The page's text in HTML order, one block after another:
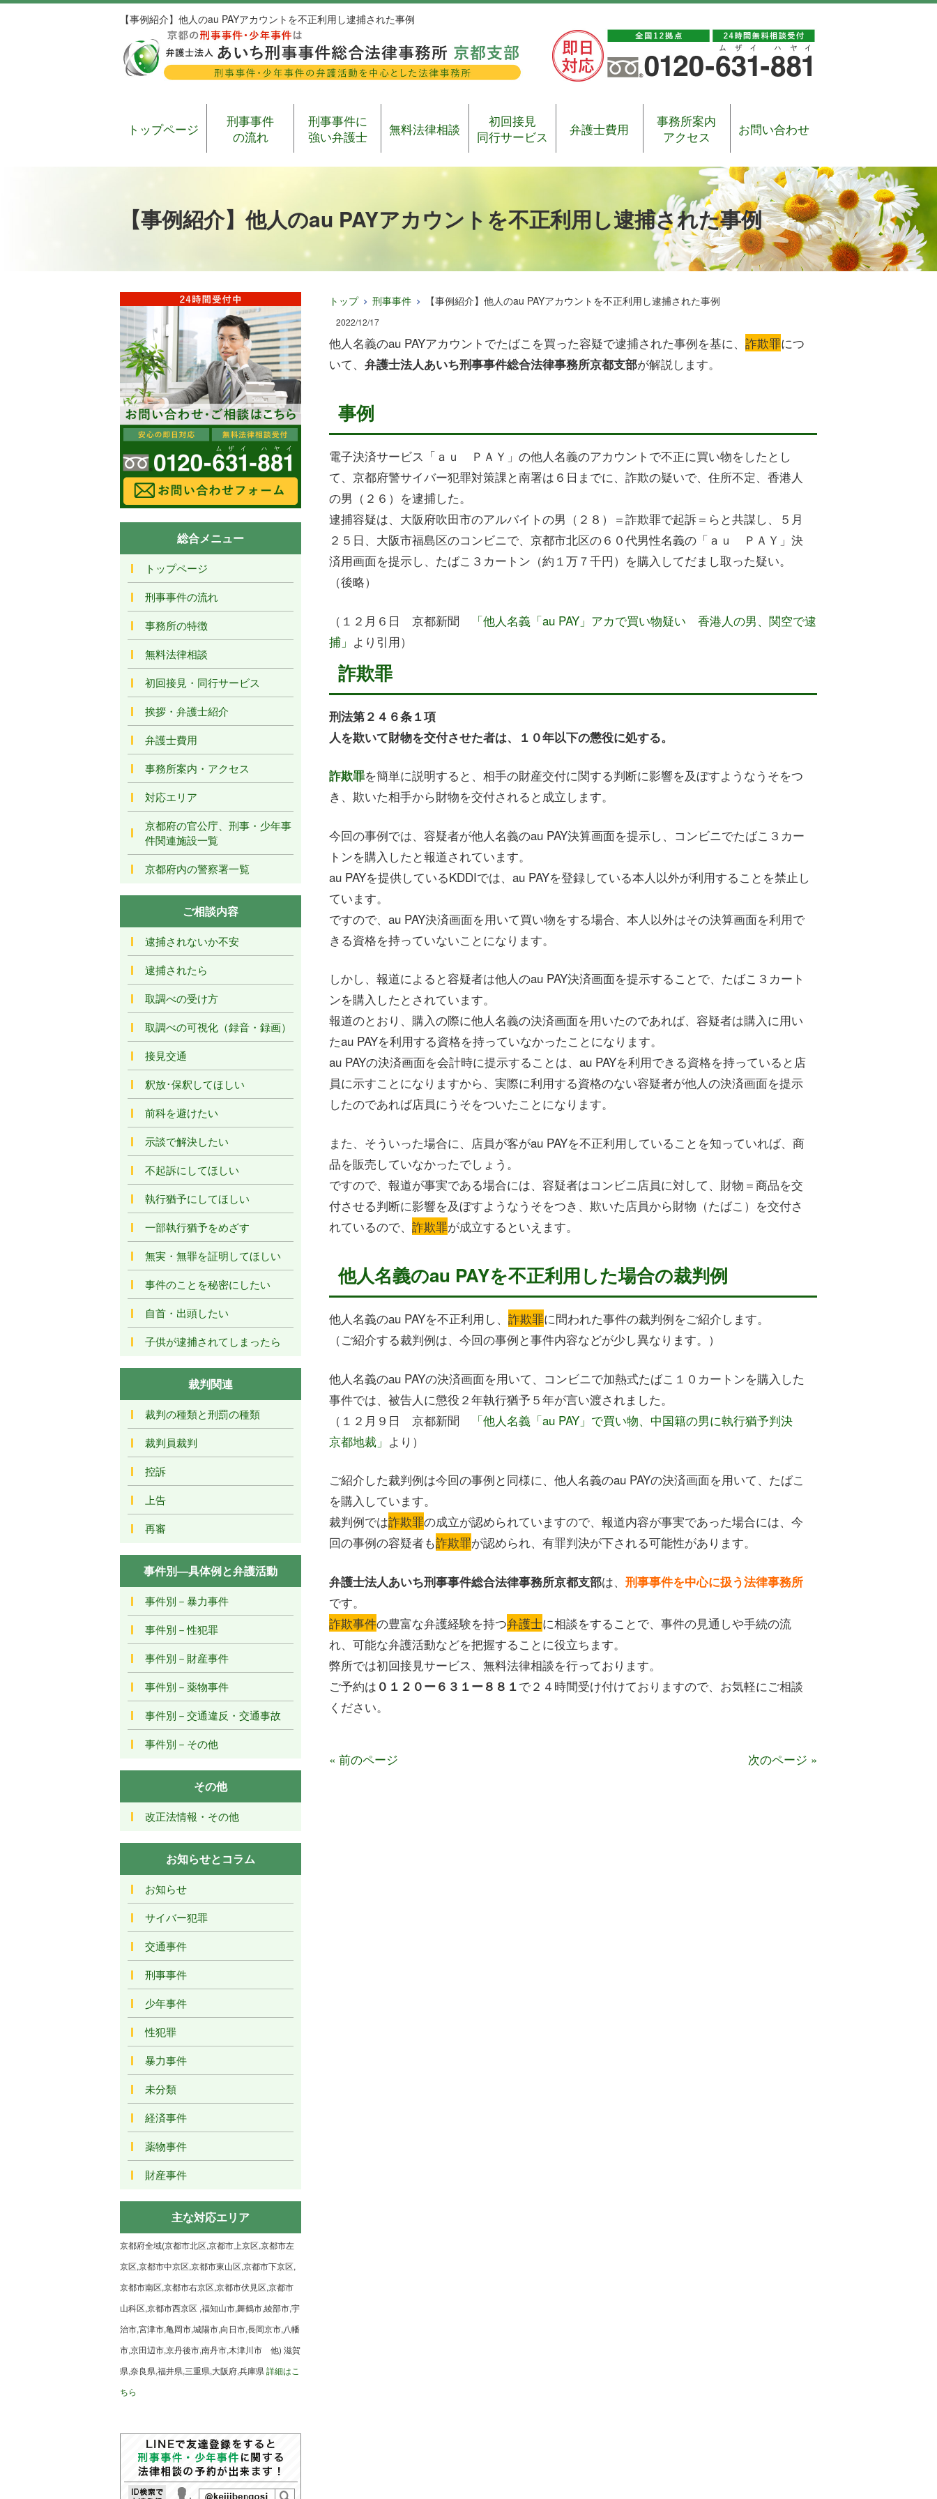
【事例紹介】他人のau PAYアカウントを不正利用し逮捕された事例
トップページ
刑事事件
の流れ
刑事事件に
強い弁護士
無料法律相談
初回接見
同行サービス
弁護士費用
事務所案内
アクセス
お問い合わせ
【事例紹介】他人のau PAYアカウントを不正利用し逮捕された事例
トップ 刑事事件 【事例紹介】他人のau PAYアカウントを不正利用し逮捕された事例
2022/12/17
他人名義のau PAYアカウントでたばこを買った容疑で逮捕された事例を基に、 詐欺罪につ
いて、 弁護士法人あいち刑事事件総合法律事務所京都支部が解説します。
事例
電子決済サービス「ａｕ ＰＡＹ」の他人名義のアカウントで不正に買い物をしたとし
て、京都府警サイバー犯罪対策課と南署は６日までに、詐欺の疑いで、住所不定、香港人
の男（２６）を逮捕した。
逮捕容疑は、大阪府吹田市のアルバイトの男（２８）＝詐欺罪で起訴＝らと共謀し、５月
２５日、大阪市福島区のコンビニで、京都市北区の６０代男性名義の「ａｕ ＰＡＹ」決
済用画面を提示し、たばこ３カートン（約１万７千円）を購入してだまし取った疑い。
（後略）
（１２月６日 京都新聞
「他人名義「au PAY」アカで買い物疑い 香港人の男、関空で逮
捕」 より引用）
詐欺罪
刑法第２４６条１項
人を欺いて財物を交付させた者は、１０年以下の懲役に処する。
詐欺罪を簡単に説明すると、相手の財産交付に関する判断に影響を及ぼすようなうそをつ
き、欺いた相手から財物を交付されると成立します。
今回の事例では、容疑者が他人名義のau PAY決算画面を提示し、コンビニでたばこ３カー
トンを購入したと報道されています。
au PAYを提供しているKDDIでは、au PAYを登録している本人以外が利用することを禁止し
ています。
ですので、au PAY決済画面を用いて買い物をする場合、本人以外はその決算画面を利用で
きる資格を持っていないことになります。
しかし、報道によると容疑者は他人のau PAY決済画面を提示することで、たばこ３カート
ンを購入したとされています。
報道のとおり、購入の際に他人名義の決済画面を用いたのであれば、容疑者は購入に用い
たau PAYを利用する資格を持っていなかったことになります。
au PAYの決済画面を会計時に提示することは、au PAYを利用できる資格を持っていると店
員に示すことになりますから、実際に利用する資格のない容疑者が他人の決済画面を提示
したのであれば店員にうそをついたことになります。
また、そういった場合に、店員が客がau PAYを不正利用していることを知っていれば、商
品を販売していなかったでしょう。
ですので、報道が事実である場合には、容疑者はコンビニ店員に対して、財物＝商品を交
付させる判断に影響を及ぼすようなうそをつき、欺いた店員から財物（たばこ）を交付さ
れているので、 詐欺罪が成立するといえます。
他人名義のau PAYを不正利用した場合の裁判例
他人名義のau PAYを不正利用し、 詐欺罪に問われた事件の裁判例をご紹介します。
（ご紹介する裁判例は、今回の事例と事件内容などが少し異なります。）
他人名義のau PAYの決済画面を用いて、コンビニで加熱式たばこ１０カートンを購入した
事件では、被告人に懲役２年執行猶予５年が言い渡されました。
（１２月９日 京都新聞
「他人名義「au PAY」で買い物、中国籍の男に執行猶予判決
京都地裁」 より）
ご紹介した裁判例は今回の事例と同様に、他人名義のau PAYの決済画面を用いて、たばこ
を購入しています。
裁判例では詐欺罪の成立が認められていますので、報道内容が事実であった場合には、今
回の事例の容疑者も詐欺罪が認められ、有罪判決が下される可能性があります。
弁護士法人あいち刑事事件総合法律事務所京都支部は、 刑事事件を中心に扱う法律事務所
です。
詐欺事件の豊富な弁護経験を持つ弁護士に相談をすることで、事件の見通しや手続の流
れ、可能な弁護活動などを把握することに役立ちます。
弊所では初回接見サービス、無料法律相談を行っております。
ご予約は ０１２０ー６３１ー８８１で２４時間受け付けておりますので、お気軽にご相談
ください。
« 前のページ 次のページ »
総合メニュー
トップページ
刑事事件の流れ
事務所の特徴
無料法律相談
初回接見・同行サービス
挨拶・弁護士紹介
弁護士費用
事務所案内・アクセス
対応エリア
京都府の官公庁、刑事・少年事
件関連施設一覧
京都府内の警察署一覧
ご相談内容
逮捕されないか不安
逮捕されたら
取調べの受け方
取調べの可視化（録音・録画）
接見交通
釈放･保釈してほしい
前科を避けたい
示談で解決したい
不起訴にしてほしい
執行猶予にしてほしい
一部執行猶予をめざす
無実・無罪を証明してほしい
事件のことを秘密にしたい
自首・出頭したい
子供が逮捕されてしまったら
裁判関連
裁判の種類と刑罰の種類
裁判員裁判
控訴
上告
再審
事件別―具体例と弁護活動
事件別－暴力事件
事件別－性犯罪
事件別－財産事件
事件別－薬物事件
事件別－交通違反・交通事故
事件別－その他
その他
改正法情報・その他
お知らせとコラム
お知らせ
サイバー犯罪
交通事件
刑事事件
少年事件
性犯罪
暴力事件
未分類
経済事件
薬物事件
財産事件
主な対応エリア
京都府全域(京都市北区,京都市上京区,京都市左
京区,京都市中京区,京都市東山区,京都市下京区,
京都市南区,京都市右京区,京都市伏見区,京都市
山科区,京都市西京区 ,福知山市,舞鶴市,綾部市,宇
治市,宮津市,亀岡市,城陽市,向日市,長岡京市,八幡
市,京田辺市,京丹後市,南丹市,木津川市 他) 滋賀
県,奈良県,福井県,三重県,大阪府,兵庫県 詳細はこ
ちら